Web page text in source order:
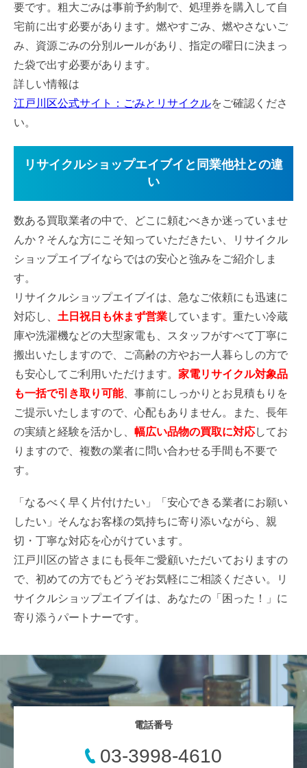
要です。粗大ごみは事前予約制で、処理券を購入して自
宅前に出す必要があります。燃やすごみ、燃やさないご
み、資源ごみの分別ルールがあり、指定の曜日に決まっ
た袋で出す必要があります。
詳しい情報は
江戸川区公式サイト：ごみとリサイクルをご確認くださ
い。
リサイクルショップエイブイと同業他社との違
い
数ある買取業者の中で、どこに頼むべきか迷っていませ
んか？そんな方にこそ知っていただきたい、リサイクル
ショップエイブイならではの安心と強みをご紹介しま
す。
リサイクルショップエイブイは、急なご依頼にも迅速に
対応し、 土日祝日も休まず営業しています。重たい冷蔵
庫や洗濯機などの大型家電も、スタッフがすべて丁寧に
搬出いたしますので、ご高齢の方やお一人暮らしの方で
も安心してご利用いただけます。 家電リサイクル対象品
も一括で引き取り可能、事前にしっかりとお見積もりを
ご提示いたしますので、心配もありません。また、長年
の実績と経験を活かし、 幅広い品物の買取に対応してお
りますので、複数の業者に問い合わせる手間も不要で
す。
「なるべく早く片付けたい」「安心できる業者にお願い
したい」そんなお客様の気持ちに寄り添いながら、親
切・丁寧な対応を心がけています。
江戸川区の皆さまにも長年ご愛顧いただいておりますの
で、初めての方でもどうぞお気軽にご相談ください。リ
サイクルショップエイブイは、あなたの「困った！」に
寄り添うパートナーです。
電話番号
03-3998-4610
WEB査定